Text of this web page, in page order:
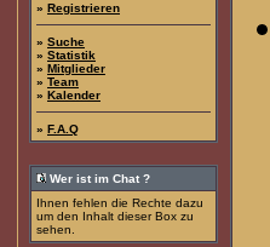
» Registrieren
» Suche
» Statistik
» Mitglieder
» Team
» Kalender
» F.A.Q
Wer ist im Chat ?
Ihnen fehlen die Rechte dazu
um den Inhalt dieser Box zu
sehen.